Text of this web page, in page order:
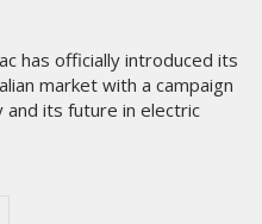
has officially introduced its
market with a campaign
its future in electric